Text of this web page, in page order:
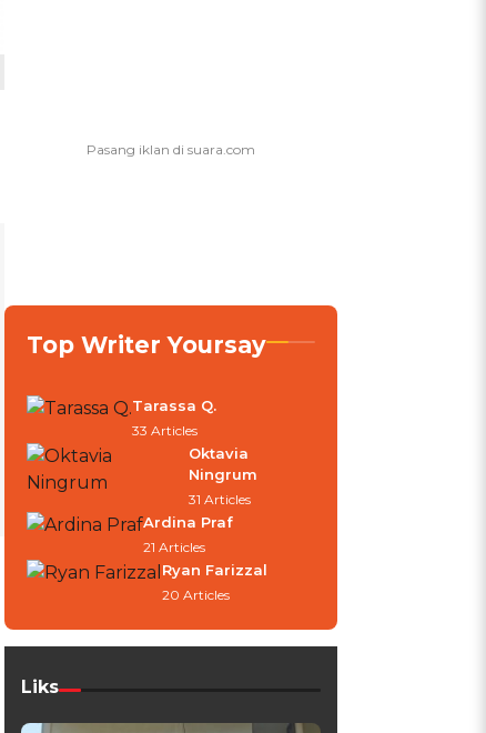
Top Writer Yoursay
Tarassa Q.
33 Articles
Oktavia
Ningrum
31 Articles
Ardina Praf
21 Articles
Ryan Farizzal
20 Articles
Liks